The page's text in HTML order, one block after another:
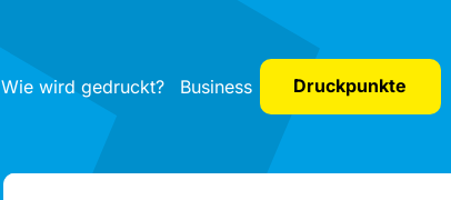
Wie wird gedruckt? Business Druckpunkte